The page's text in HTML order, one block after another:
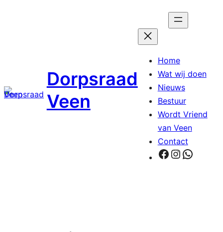
Dorpsraad
Veen
Home
Wat wij doen
Nieuws
Bestuur
Wordt Vriend
van Veen
Contact
Facebook